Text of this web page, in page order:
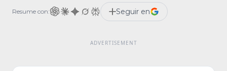
canciones como "Born this way" si
participas en una suerte de rifa […]
Resume con: Seguir en